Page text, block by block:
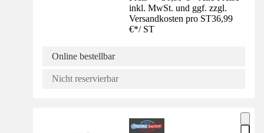
inkl. MwSt. und ggf. zzgl.
Versandkosten pro ST36,99
€*/ ST
Online bestellbar
Nicht reservierbar